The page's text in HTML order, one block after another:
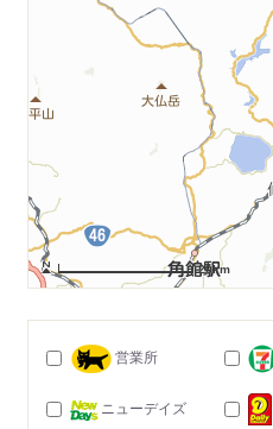
20km
営業所
ニューデイズ